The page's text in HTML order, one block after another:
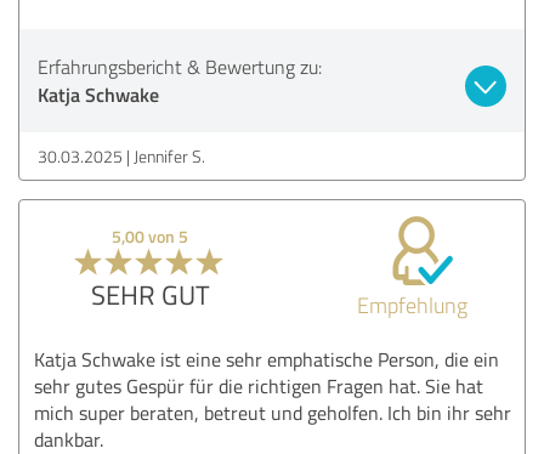
Erfahrungsbericht & Bewertung zu:
Katja Schwake
30.03.2025 Jennifer S.
5,00 von 5
SEHR GUT Empfehlung
Katja Schwake ist eine sehr emphatische Person, die ein
sehr gutes Gespür für die richtigen Fragen hat. Sie hat
mich super beraten, betreut und geholfen. Ich bin ihr sehr
dankbar.